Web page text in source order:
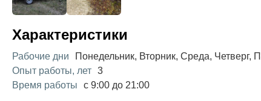
Характеристики
Рабочие дни
Понедельник, Вторник, Среда, Четверг,
Опыт работы, лет 3
Время работы
с 9:00 до 21:00